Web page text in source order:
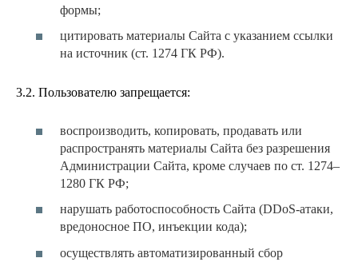
формы;
цитировать материалы Сайта с указанием ссылки
на источник (ст. 1274 ГК РФ).
3.2. Пользователю запрещается:
воспроизводить, копировать, продавать или
распространять материалы Сайта без разрешения
Администрации Сайта, кроме случаев по ст. 1274–
1280 ГК РФ;
нарушать работоспособность Сайта (DDoS-атаки,
вредоносное ПО, инъекции кода);
осуществлять автоматизированный сбор